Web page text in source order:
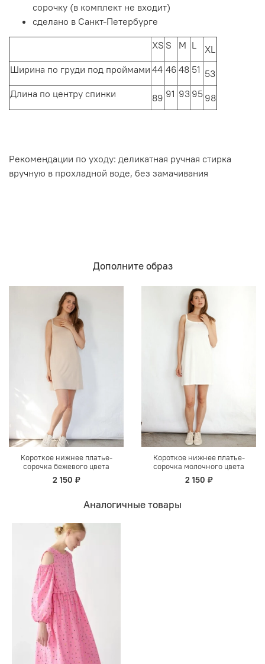
сорочку (в комплект не входит)
сделано в Санкт-Петербурге
XS S M L
XL
Ширина по груди под проймами 44 46 48 51 53
Длина по центру спинки
89 91 93 95 98
Рекомендации по уходу: деликатная ручная стирка
вручную в прохладной воде, без замачивания
Дополните образ
Короткое нижнее платье-
сорочка бежевого цвета
2 150 ₽
Короткое нижнее платье-
сорочка молочного цвета
2 150 ₽
Аналогичные товары